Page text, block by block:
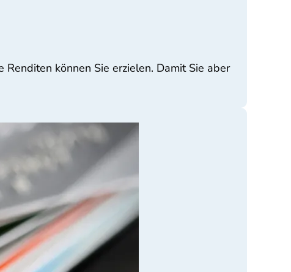
können Sie erzielen. Damit Sie aber